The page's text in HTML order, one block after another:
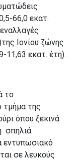
66,0 εκατ.
Ιονίου ζώνης
11,63 εκατ. έτη).
το
τμήμα της
όπου ξεκινά
σπηλιά.
εντυπωσιακό
σε λευκούς